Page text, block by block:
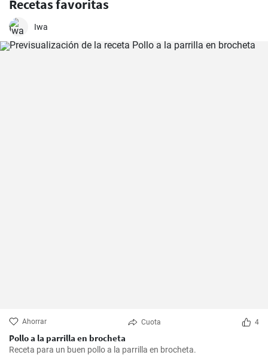
Recetas favoritas
Iwa
Ahorrar Cuota 4
Pollo a la parrilla en brocheta
Receta para un buen pollo a la parrilla en brocheta.